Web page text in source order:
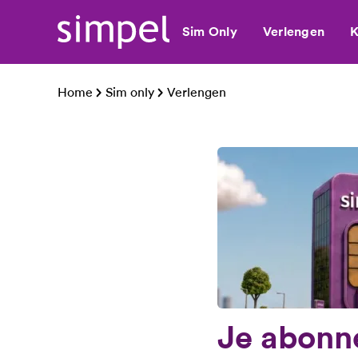
Sim Only Verlengen
Home Sim only Verlengen
Je